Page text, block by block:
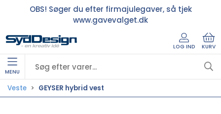
OBS! Søger du efter firmajulegaver, så tjek
www.gavevalget.dk
LOG IND KURV
MENU
Veste GEYSER hybrid vest